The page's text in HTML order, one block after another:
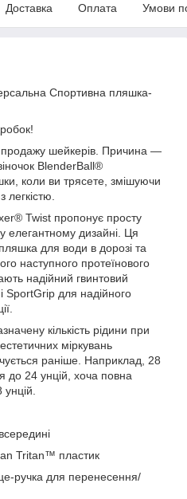
Доставка Оплата Умови
Спортивна пляшка-
шейкерів. Причина —
BlenderBall®
коли ви трясете, змішуючи
легкістю.
Twist пропонує просту
елегантному дизайні. Ця
для води в дорозі та
наступного протеїнового
надійний гвинтовий
SportGrip для надійного
кількість рідини при
міркувань
раніше. Наприклад, 28
до 24 унцій, хоча повна
Tritan™ пластик
ручка для перенесення/